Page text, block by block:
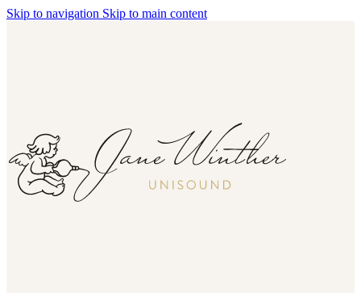
Skip to navigation Skip to main content